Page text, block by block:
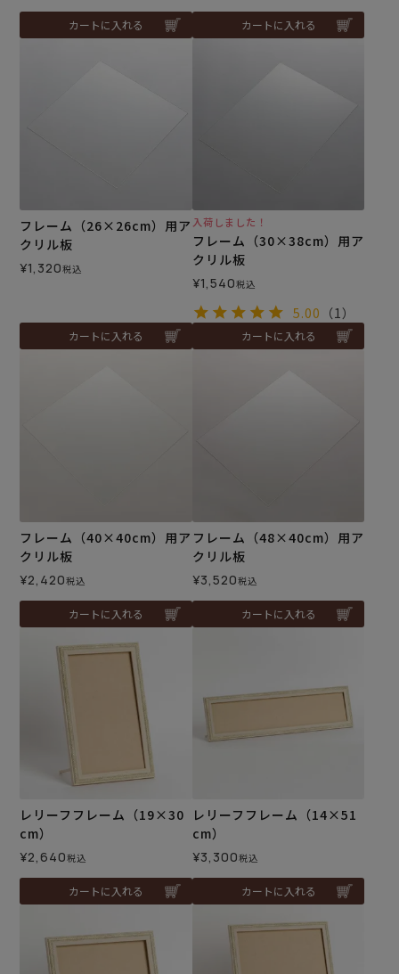
カートに入れる カートに入れる
フレーム（26×26cm）用ア
クリル板
¥1,320税込
カートに入れる
入荷しました！
フレーム（30×38cm）用ア
クリル板
¥1,540税込
5.00 （1）
カートに入れる
フレーム（40×40cm）用ア
クリル板
¥2,420税込
カートに入れる
フレーム（48×40cm）用ア
クリル板
¥3,520税込
カートに入れる
レリーフフレーム（19×30
cm）
¥2,640税込
カートに入れる
レリーフフレーム（14×51
cm）
¥3,300税込
カートに入れる